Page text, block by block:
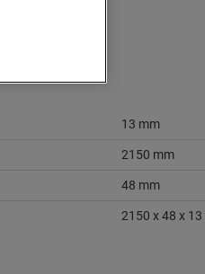
13 mm
2150 mm
48 mm
2150 x 48 x 13